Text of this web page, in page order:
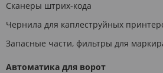
Сканеры штрих-кода
Чернила для каплеструйных
Запасные части, фильтры для
Автоматика для ворот